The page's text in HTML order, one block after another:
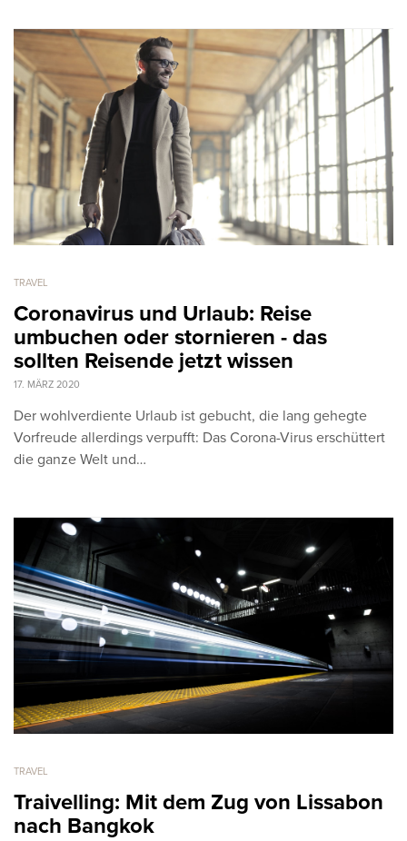
TRAVEL
Coronavirus und Urlaub: Reise
umbuchen oder stornieren - das
sollten Reisende jetzt wissen
17. MÄRZ 2020
Der wohlverdiente Urlaub ist gebucht, die lang gehegte
Vorfreude allerdings verpufft: Das Corona-Virus erschüttert
die ganze Welt und…
TRAVEL
Traivelling: Mit dem Zug von Lissabon
nach Bangkok